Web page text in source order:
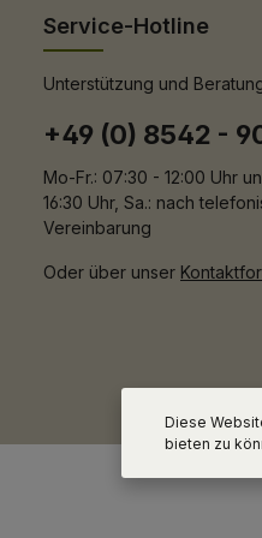
Service-Hotline
Unterstützung und
+49 (0) 8542 -
Mo-Fr.: 07:30 - 12:00 Uhr
16:30 Uhr, Sa.: nach
Vereinbarung
Oder über unser
Diese
bieten zu